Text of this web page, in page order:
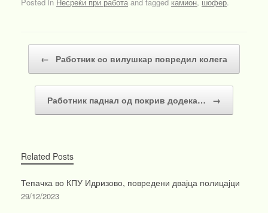
Posted in Несреќи при работа and tagged камион, шофер.
← Работник со вилушкар повредил колега
Работник паднал од покрив додека… →
Related Posts
Тепачка во КПУ Идризово, повредени двајца полицајци
29/12/2023